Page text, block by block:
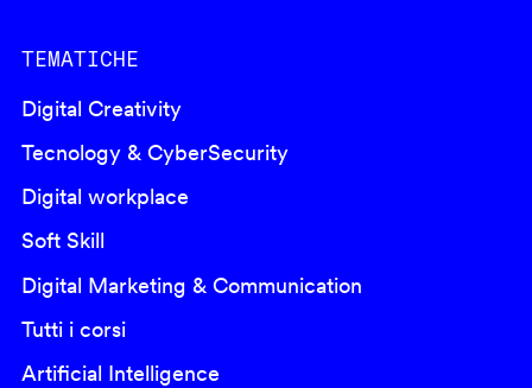
TEMATICHE
Digital Creativity
Tecnology & CyberSecurity
Digital workplace
Soft Skill
Digital Marketing & Communication
Tutti i corsi
Artificial Intelligence